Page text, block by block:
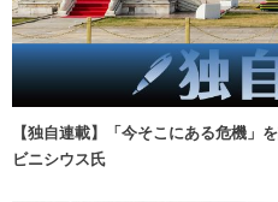
【独自連載】「今そこにある危機
ビニシウス氏